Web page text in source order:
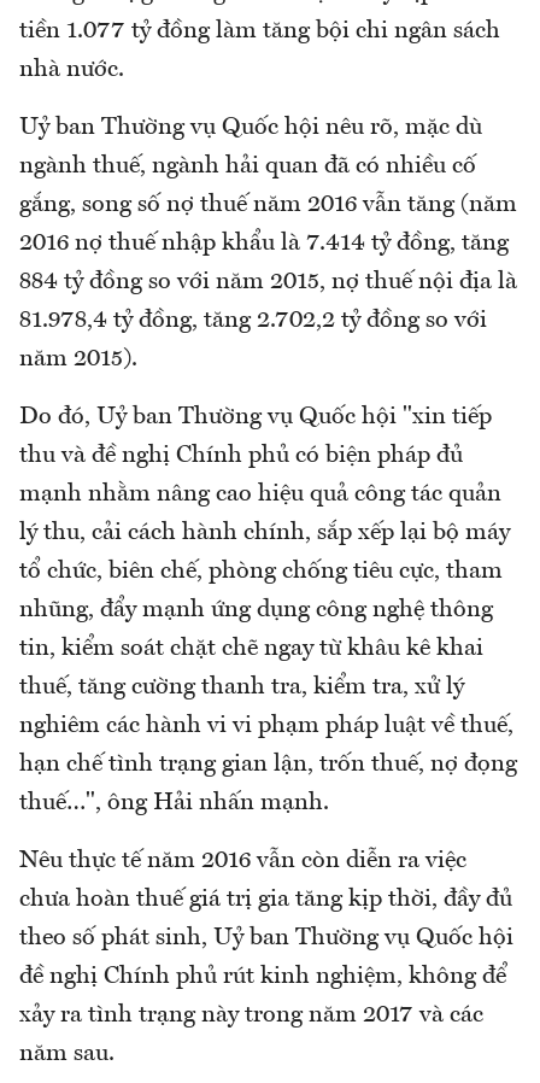
tiền 1.077 tỷ đồng làm tăng bội chi ngân sách
nhà nước.
Uỷ ban Thường vụ Quốc hội nêu rõ, mặc dù
ngành thuế, ngành hải quan đã có nhiều cố
gắng, song số nợ thuế năm 2016 vẫn tăng (năm
2016 nợ thuế nhập khẩu là 7.414 tỷ đồng, tăng
884 tỷ đồng so với năm 2015, nợ thuế nội địa là
81.978,4 tỷ đồng, tăng 2.702,2 tỷ đồng so với
năm 2015).
Do đó, Uỷ ban Thường vụ Quốc hội "xin tiếp
thu và đề nghị Chính phủ có biện pháp đủ
mạnh nhằm nâng cao hiệu quả công tác quản
lý thu, cải cách hành chính, sắp xếp lại bộ máy
tổ chức, biên chế, phòng chống tiêu cực, tham
nhũng, đẩy mạnh ứng dụng công nghệ thông
tin, kiểm soát chặt chẽ ngay từ khâu kê khai
thuế, tăng cường thanh tra, kiểm tra, xử lý
nghiêm các hành vi vi phạm pháp luật về thuế,
hạn chế tình trạng gian lận, trốn thuế, nợ đọng
thuế…", ông Hải nhấn mạnh.
Nêu thực tế năm 2016 vẫn còn diễn ra việc
chưa hoàn thuế giá trị gia tăng kịp thời, đầy đủ
theo số phát sinh, Uỷ ban Thường vụ Quốc hội
đề nghị Chính phủ rút kinh nghiệm, không để
xảy ra tình trạng này trong năm 2017 và các
năm sau.